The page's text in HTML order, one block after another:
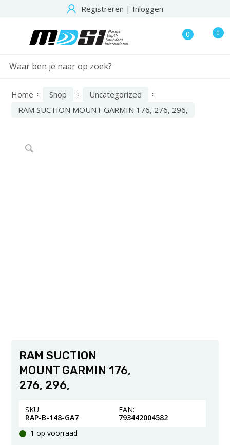
Registreren | Inloggen
0 0
Home Shop
Uncategorized
RAM SUCTION MOUNT GARMIN 176, 276, 296,
RAM SUCTION
MOUNT GARMIN 176,
276, 296,
SKU:
RAP-B-148-GA7
EAN:
793442004582
1 op voorraad